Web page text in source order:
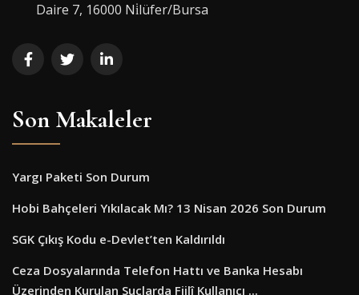
Daire 7, 16000 Ni̇lüfer/Bursa
Son Makaleler
Yargı Paketi Son Durum
Hobi Bahçeleri Yıkılacak Mı? 13 Nisan 2026 Son Durum
SGK Çıkış Kodu e-Devlet’ten Kaldırıldı
Ceza Dosyalarında Telefon Hattı ve Banka Hesabı
Üzerinden Kurulan Suçlarda Fiilî Kullanıcı ...